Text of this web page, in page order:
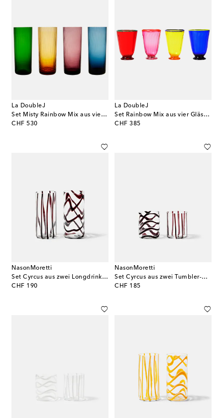
La DoubleJ
Set Misty Rainbow Mix aus vier Tumbler-Gläsern
CHF 530
original price
La DoubleJ
Set Rainbow Mix aus vier Gläsern
CHF 385
original price
NasonMoretti
Set Cyrcus aus zwei Longdrinkgläsern
CHF 190
original price
NasonMoretti
Set Cyrcus aus zwei Tumbler-Gläsern
CHF 185
original price